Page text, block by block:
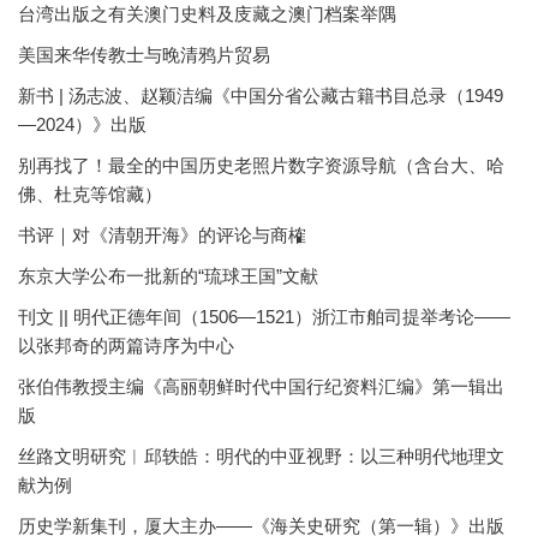
台湾出版之有关澳门史料及庋藏之澳门档案举隅
美国来华传教士与晚清鸦片贸易
新书 | 汤志波、赵颖洁编《中国分省公藏古籍书目总录（1949
—2024）》出版
别再找了！最全的中国历史老照片数字资源导航（含台大、哈
佛、杜克等馆藏）
书评｜对《清朝开海》的评论与商榷
东京大学公布一批新的“琉球王国”文献
刊文 || 明代正德年间（1506—1521）浙江市舶司提举考论——
以张邦奇的两篇诗序为中心
张伯伟教授主编《高丽朝鲜时代中国行纪资料汇编》第一辑出
版
丝路文明研究︱邱轶皓：明代的中亚视野：以三种明代地理文
献为例
历史学新集刊，厦大主办——《海关史研究（第一辑）》出版